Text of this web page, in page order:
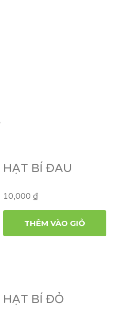
HẠT BÍ ĐAU
10,000₫
THÊM VÀO GIỎ
HẠT BÍ ĐỎ